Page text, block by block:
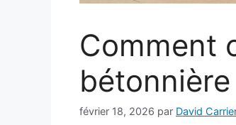
Comment
février 18, 2026 par David